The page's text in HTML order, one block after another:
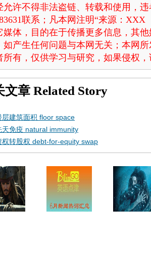
允许不得非法盗链、转载和使用，
联系；凡本网注明“来源：
媒体，目的在于传播更多信息，其
如产生任何问题与本网无关；本网
所有，仅供学习与研究，如果侵权
文章 Related Story
层建筑面积 floor space
天免疫 natural immunity
权转股权 debt-for-equity swap